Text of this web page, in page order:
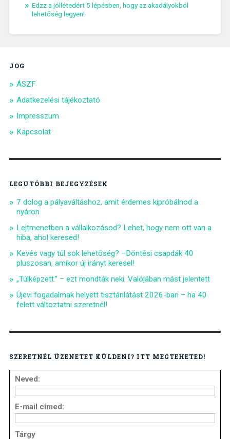
Edzz a jóllétedért 5 lépésben, hogy az akadályokból
lehetőség legyen!
JOG
ÁSZF
Adatkezelési tájékoztató
Impresszum
Kapcsolat
LEGUTÓBBI BEJEGYZÉSEK
7 dolog a pályaváltáshoz, amit érdemes kipróbálnod a
nyáron
Lejtmenetben a vállalkozásod? Lehet, hogy nem ott van a
hiba, ahol keresed!
Kevés vagy túl sok lehetőség? –Döntési csapdák 40
pluszosan, amikor új irányt keresel!
„Túlképzett.” – ezt mondták neki. Valójában mást jelentett
Újévi fogadalmak helyett tisztánlátást 2026-ban – ha 40
felett változtatni szeretnél!
SZERETNÉL ÜZENETET KÜLDENI? ITT MEGTEHETED!
Neved:
E-mail címed:
Tárgy